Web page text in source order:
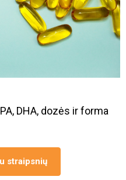
DHA, dozės ir forma
straipsnių